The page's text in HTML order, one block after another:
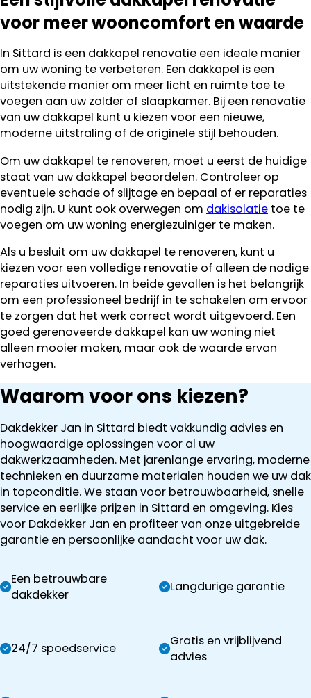
voor meer wooncomfort en waarde
In Sittard is een dakkapel renovatie een ideale manier
om uw woning te verbeteren. Een dakkapel is een
uitstekende manier om meer licht en ruimte toe te
voegen aan uw zolder of slaapkamer. Bij een renovatie
van uw dakkapel kunt u kiezen voor een nieuwe,
moderne uitstraling of de originele stijl behouden.
Om uw dakkapel te renoveren, moet u eerst de huidige
staat van uw dakkapel beoordelen. Controleer op
eventuele schade of slijtage en bepaal of er reparaties
nodig zijn. U kunt ook overwegen om dakisolatie toe te
voegen om uw woning energiezuiniger te maken.
Als u besluit om uw dakkapel te renoveren, kunt u
kiezen voor een volledige renovatie of alleen de nodige
reparaties uitvoeren. In beide gevallen is het belangrijk
om een professioneel bedrijf in te schakelen om ervoor
te zorgen dat het werk correct wordt uitgevoerd. Een
goed gerenoveerde dakkapel kan uw woning niet
alleen mooier maken, maar ook de waarde ervan
verhogen.
Waarom voor ons kiezen?
Dakdekker Jan in Sittard biedt vakkundig advies en
hoogwaardige oplossingen voor al uw
dakwerkzaamheden. Met jarenlange ervaring, moderne
technieken en duurzame materialen houden we uw dak
in topconditie. We staan voor betrouwbaarheid, snelle
service en eerlijke prijzen in Sittard en omgeving. Kies
voor Dakdekker Jan en profiteer van onze uitgebreide
garantie en persoonlijke aandacht voor uw dak.
Een betrouwbare
dakdekker
Langdurige garantie
24/7 spoedservice
Gratis en vrijblijvend
advies